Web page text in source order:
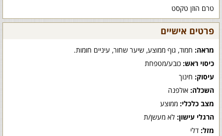
טרם הוזן טקסט
פרטים אישיים
מראה: חמוד, גוף ממוצע, שיער שחור, עיניים חומות.
כיסוי ראש: כובע/מטפחת
עיסוק: חינוך
השכלה: אולפנה
מצב כלכלי: ממוצע
הרגלי עישון: לא מעשן/ת
מזל: דלי